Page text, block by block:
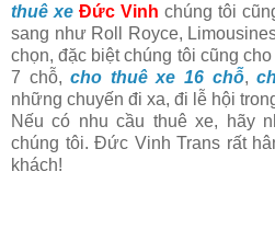
thuê xeĐức Vinh chúng tôi
sang như Roll Royce,
chọn, đặc biệt chúng tôi cũng
7 chỗ,cho thuê xe 16 chỗ,
những chuyến đi xa, đi lễ hội
Nếu có nhu cầu thuê xe, hãy
chúng tôi. Đức Vinh Trans rất
khách!